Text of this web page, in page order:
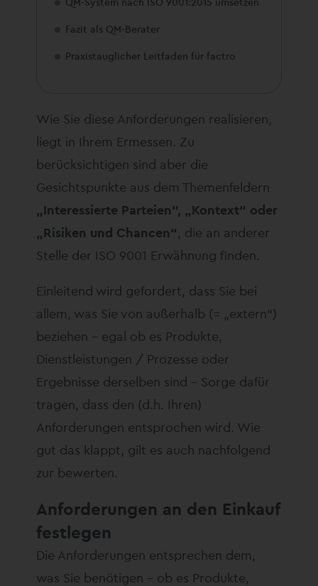
Fazit als QM-Berater
Praxistauglicher Leitfaden für factro
Wie Sie diese Anforderungen realisieren,
liegt in Ihrem Ermessen. Zu
berücksichtigen sind aber die
Gesichtspunkte aus dem Themenfeldern
„Interessierte Parteien“, „Kontext“ oder
„Risiken und Chancen“, die an anderer
Stelle der ISO 9001 Erwähnung finden.
Einleitend wird gefordert, dass Sie bei
allem, was Sie von außerhalb (= „extern“)
beziehen – egal ob es Produkte,
Dienstleistungen / Prozesse oder
Ergebnisse derselben sind – Sorge dafür
tragen, dass den (d.h. Ihren)
Anforderungen entsprochen wird. Wie
gut das klappt, gilt es auch nachfolgend
zur bewerten.
Anforderungen an den Einkauf
festlegen
Die Anforderungen entsprechen dem,
was Sie benötigen – ob es Produkte,